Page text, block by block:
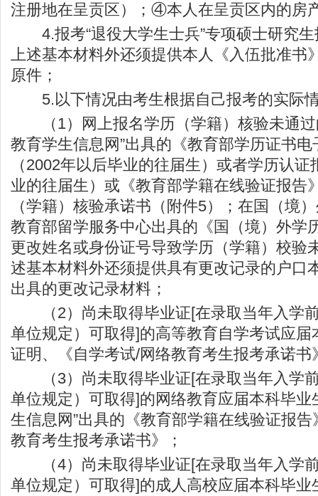
注册地在呈贡区）；④本人在呈贡区内的房
4.报考“退役大学生士兵”专项硕士研究生
上述基本材料外还须提供本人《入伍批准书
原件；
5.以下情况由考生根据自己报考的实际
（1）网上报名学历（学籍）核验未通过
教育学生信息网”出具的《教育部学历证书
（2002年以后毕业的往届生）或者学历认
业的往届生）或《教育部学籍在线验证报告
（学籍）核验承诺书（附件5）；在国（境
教育部留学服务中心出具的《国（境）外学
更改姓名或身份证号导致学历（学籍）校验
述基本材料外还须提供具有更改记录的户口
出具的更改记录材料；
（2）尚未取得毕业证[在录取当年入学
单位规定）可取得]的高等教育自学考试应届
证明、《自学考试/网络教育考生报考承诺书
（3）尚未取得毕业证[在录取当年入学
单位规定）可取得]的网络教育应届本科毕业
生信息网”出具的《教育部学籍在线验证报
教育考生报考承诺书》；
（4）尚未取得毕业证[在录取当年入学
单位规定）可取得]的成人高校应届本科毕业